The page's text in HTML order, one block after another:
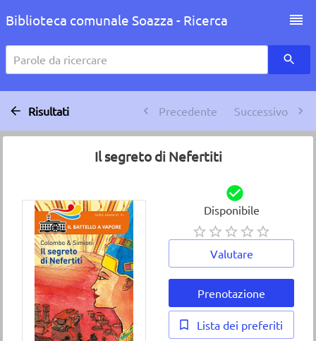
Biblioteca comunale Soazza - Ricerca
Parole da ricercare
Risultati Precedente Successivo
Il segreto di Nefertiti
Disponibile
Valutare
Prenotazione
Lista dei preferiti